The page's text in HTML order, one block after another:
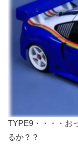
TYPE9・・・・お
るか？？